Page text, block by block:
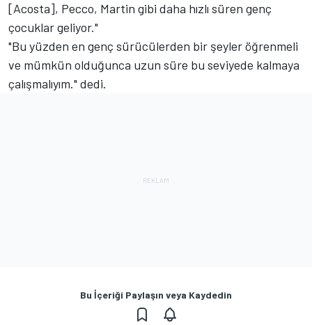
[Acosta], Pecco, Martin gibi daha hızlı süren genç
çocuklar geliyor."
"Bu yüzden en genç sürücülerden bir şeyler öğrenmeli
ve mümkün olduğunca uzun süre bu seviyede kalmaya
çalışmalıyım." dedi.
Bu İçeriği Paylaşın veya Kaydedin